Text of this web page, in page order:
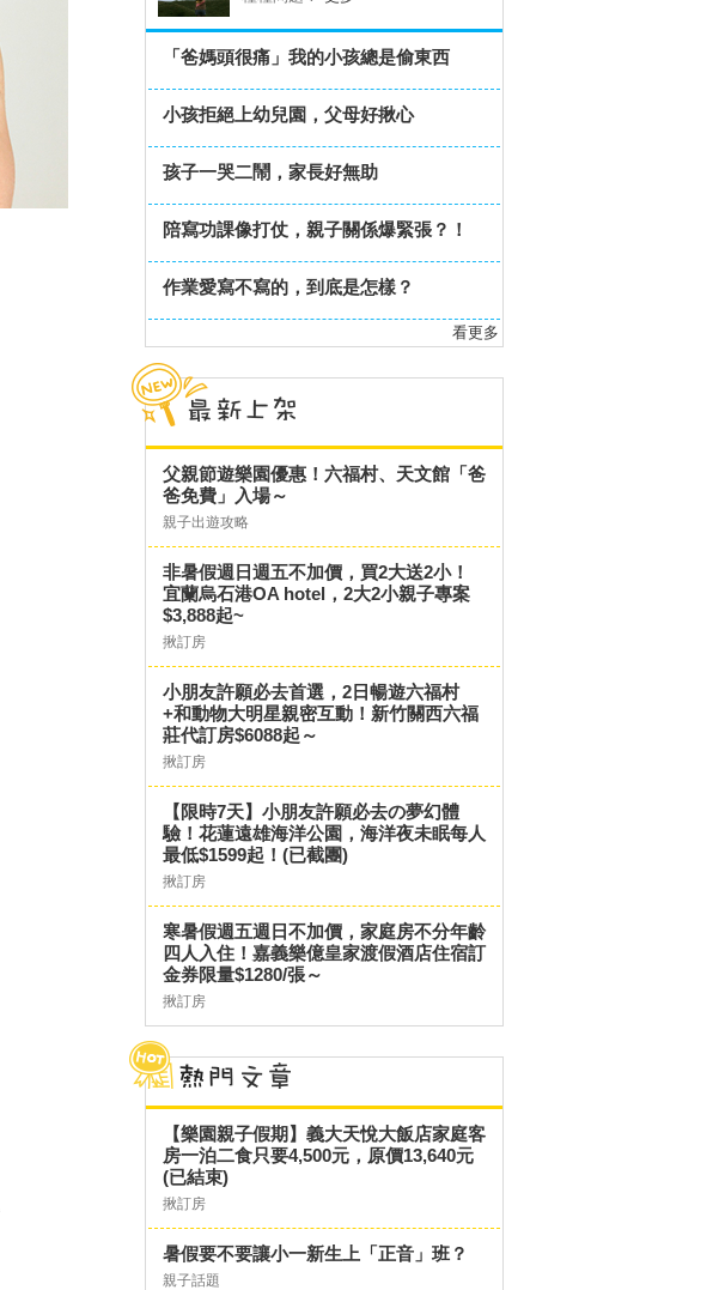
「爸媽頭很痛」我的小孩總是偷東西
小孩拒絕上幼兒園，父母好揪心
孩子一哭二鬧，家長好無助
陪寫功課像打仗，親子關係爆緊張？！
作業愛寫不寫的，到底是怎樣？
看更多
父親節遊樂園優惠！六福村、天文館「爸
爸免費」入場～
親子出遊攻略
非暑假週日週五不加價，買2大送2小！
宜蘭烏石港OA hotel，2大2小親子專案
$3,888起~
揪訂房
小朋友許願必去首選，2日暢遊六福村
+和動物大明星親密互動！新竹關西六福
莊代訂房$6088起～
揪訂房
【限時7天】小朋友許願必去の夢幻體
驗！花蓮遠雄海洋公園，海洋夜未眠每人
最低$1599起！(已截團)
揪訂房
寒暑假週五週日不加價，家庭房不分年齡
四人入住！嘉義樂億皇家渡假酒店住宿訂
金券限量$1280/張～
揪訂房
【樂園親子假期】義大天悅大飯店家庭客
房一泊二食只要4,500元，原價13,640元
(已結束)
揪訂房
暑假要不要讓小一新生上「正音」班？
親子話題